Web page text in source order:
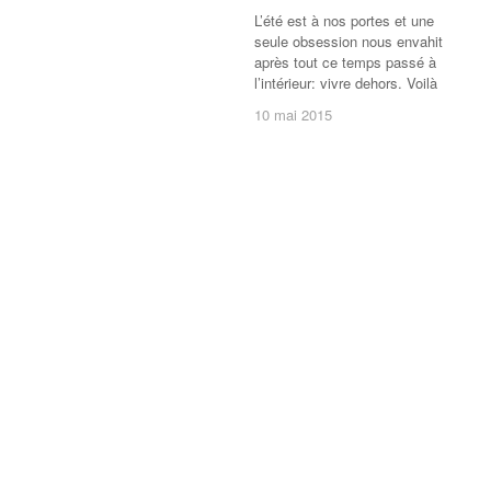
L’été est à nos portes et une
seule obsession nous envahit
après tout ce temps passé à
l’intérieur: vivre dehors. Voilà
10 mai 2015
10 mai 2015